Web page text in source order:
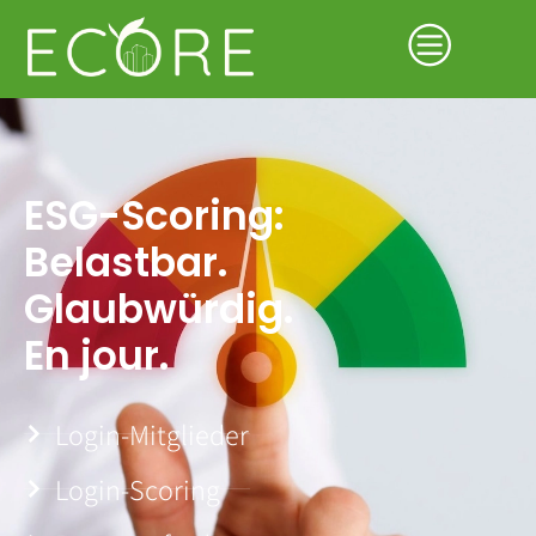
ESG-Scoring:
Belastbar.
Glaubwürdig.
En jour.
Login-Mitglieder
Login-Scoring